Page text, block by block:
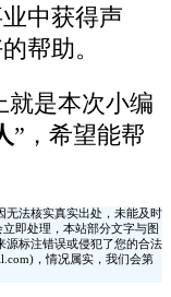
中获得声
帮助。
就是本次小编
”，希望能帮
无法核实真实出处，未能及时
即处理，本站部分文字与图
源标注错误或侵犯了您的合法
，情况属实，我们会第